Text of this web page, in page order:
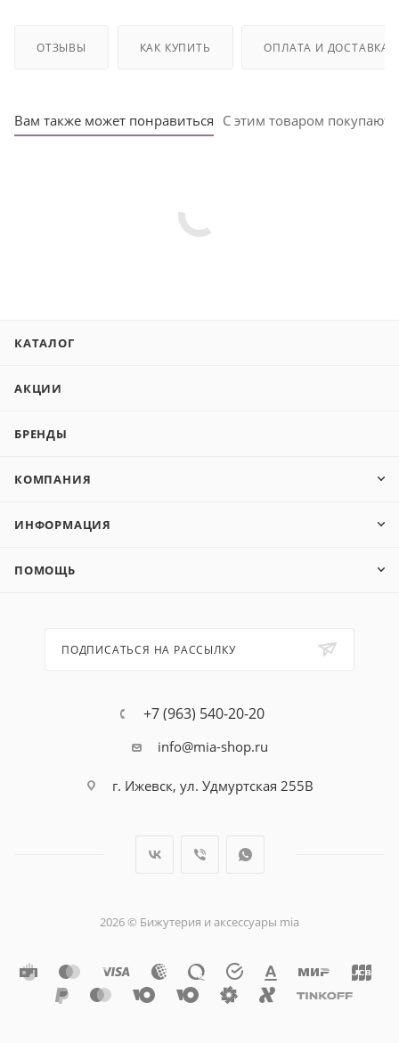
ОТЗЫВЫ КАК КУПИТЬ ОПЛАТА И ДОСТАВКА
Вам также может понравиться С этим товаром покупают
КАТАЛОГ
АКЦИИ
БРЕНДЫ
КОМПАНИЯ
ИНФОРМАЦИЯ
ПОМОЩЬ
ПОДПИСАТЬСЯ НА РАССЫЛКУ
+7 (963) 540-20-20
info@mia-shop.ru
г. Ижевск, ул. Удмуртская 255В
2026 © Бижутерия и аксессуары mia